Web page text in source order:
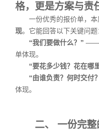
格，更是方案与责
一份优秀的报价单，本
现。它能回答以下关键问题
“我们要做什么？” ——
单体现。
“要花多少钱？花在哪
“由谁负责？何时交付
体现。
二、 一份完整